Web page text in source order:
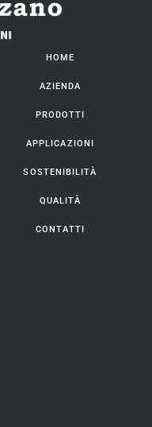
HOME
AZIENDA
PRODOTTI
APPLICAZIONI
SOSTENIBILITÀ
QUALITÀ
CONTATTI